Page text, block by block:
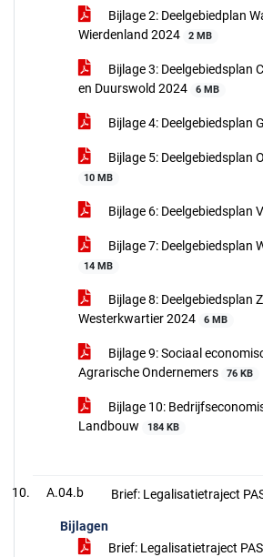
Bijlage 2: Deelgebiedplan
Wierdenland 2024
2 MB
Bijlage 3: Deelgebiedsplan
en Duurswold 2024
6 MB
Bijlage 4: Deelgebiedsplan
Bijlage 5: Deelgebiedsplan
10 MB
Bijlage 6: Deelgebiedsplan
Bijlage 7: Deelgebiedsplan
14 MB
Bijlage 8: Deelgebiedsplan
Westerkwartier 2024
6 MB
Bijlage 9: Sociaal
Agrarische Ondernemers
76 KB
Bijlage 10:
Landbouw
184 KB
A.04.b Brief: Legalisatietraject
Bijlagen
Brief: Legalisatietraject